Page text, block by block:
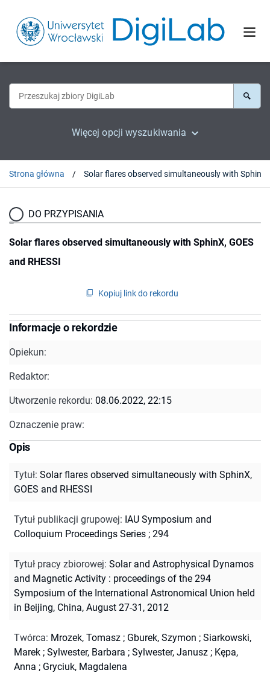
Więcej opcji wyszukiwania
Strona główna
DO PRZYPISANIA
Solar flares observed simultaneously with SphinX, GOES
and RHESSI
Kopiuj link do rekordu
Informacje o rekordzie
Opiekun:
Redaktor:
Utworzenie rekordu: 08.06.2022, 22:15
Oznaczenie praw:
Opis
Tytuł: Solar flares observed simultaneously with SphinX,
GOES and RHESSI
Tytuł publikacji grupowej: IAU Symposium and
Colloquium Proceedings Series ; 294
Tytuł pracy zbiorowej: Solar and Astrophysical Dynamos
and Magnetic Activity : proceedings of the 294
Symposium of the International Astronomical Union held
in Beijing, China, August 27-31, 2012
Twórca: Mrozek, Tomasz ; Gburek, Szymon ; Siarkowski,
Marek ; Sylwester, Barbara ; Sylwester, Janusz ; Kępa,
Anna ; Gryciuk, Magdalena